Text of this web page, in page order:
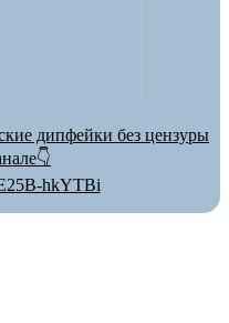
дипфейки без цензуры
hkYTBi